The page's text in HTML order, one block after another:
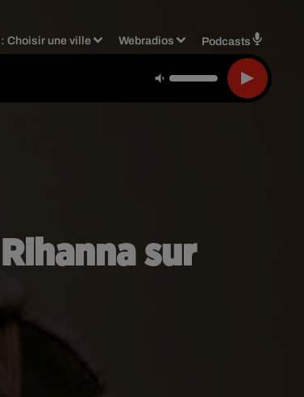
:Choisir une ville Webradios Podcasts
sur